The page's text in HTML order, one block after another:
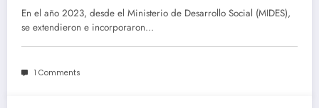
En el año 2023, desde el Ministerio de Desarrollo Social (MIDES),
se extendieron e incorporaron…
1 Comments